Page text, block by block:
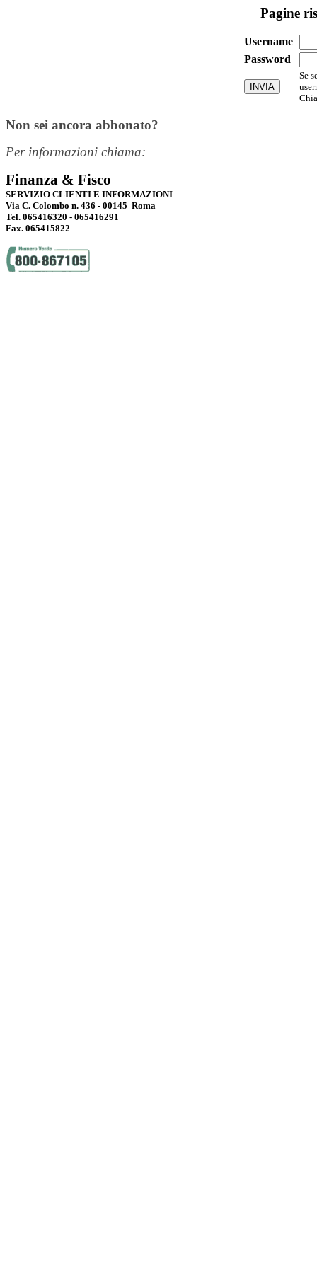
Pagine
Username
Password
Se
Non sei ancora abbonato?
Per informazioni chiama:
Finanza & Fisco
SERVIZIO CLIENTI E INFORMAZIONI
Via C. Colombo n. 436 - 00145 Roma
Tel. 065416320 - 065416291
Fax. 065415822